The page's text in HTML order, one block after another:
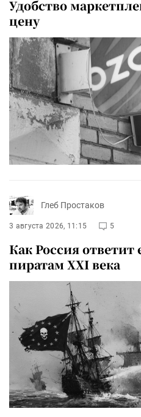
Удобство
цену
Глеб Простаков
3 августа 2026, 11:15 5
Как Россия
пиратам XXI века